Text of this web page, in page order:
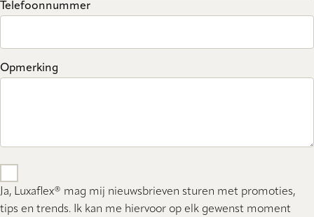
Telefoonnummer
Opmerking
Ja, Luxaflex® mag mij nieuwsbrieven sturen met promoties,
tips en trends. Ik kan me hiervoor op elk gewenst moment